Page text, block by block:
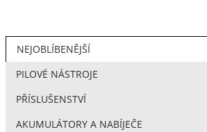
NEJOBLÍBENĚJŠÍ
PILOVÉ NÁSTROJE
PŘÍSLUŠENSTVÍ
AKUMULÁTORY A NABÍJEČE